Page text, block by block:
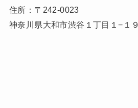
住所：〒242-0023
神奈川県大和市渋谷１丁目１−１９